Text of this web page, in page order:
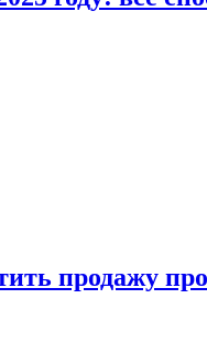
продажу